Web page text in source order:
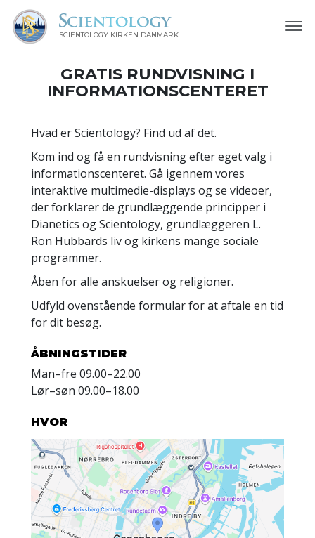
SCIENTOLOGY KIRKEN DANMARK
GRATIS RUNDVISNING I
INFORMATIONSCENTERET
Hvad er Scientology? Find ud af det.
Kom ind og få en rundvisning efter eget valg i
informationscenteret. Gå igennem vores
interaktive multimedie-displays og se videoer,
der forklarer de grundlæggende principper i
Dianetics og Scientology, grundlæggeren L.
Ron Hubbards liv og kirkens mange sociale
programmer.
Åben for alle anskuelser og religioner.
Udfyld ovenstående formular for at aftale en tid
for dit besøg.
ÅBNINGSTIDER
Man–fre 09.00–22.00
Lør–søn 09.00–18.00
HVOR